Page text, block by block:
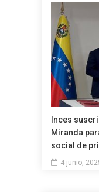
Inces
Miranda
social de
4 junio,